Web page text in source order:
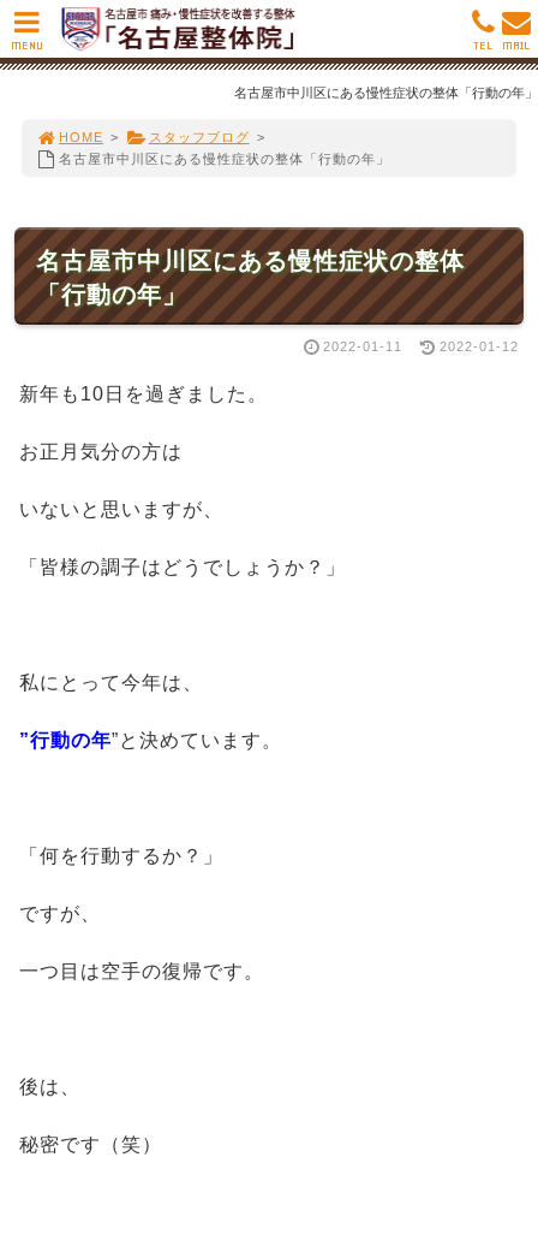
名古屋市中川区にある慢性症状の整体「行動の年」
HOME > スタッフブログ >
名古屋市中川区にある慢性症状の整体「行動の年」
名古屋市中川区にある慢性症状の整体
「行動の年」
2022-01-11 2022-01-12
新年も10日を過ぎました。
お正月気分の方は
いないと思いますが、
「皆様の調子はどうでしょうか？」
私にとって今年は、
”行動の年”と決めています。
「何を行動するか？」
ですが、
一つ目は空手の復帰です。
後は、
秘密です（笑）
MENU MAIL
TEL